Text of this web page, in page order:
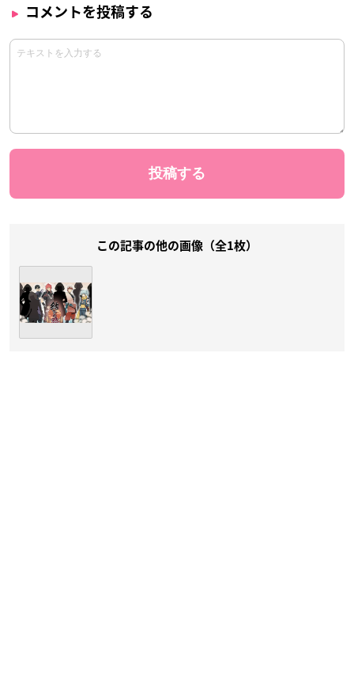
コメントを投稿する
この記事の他の画像（全1枚）